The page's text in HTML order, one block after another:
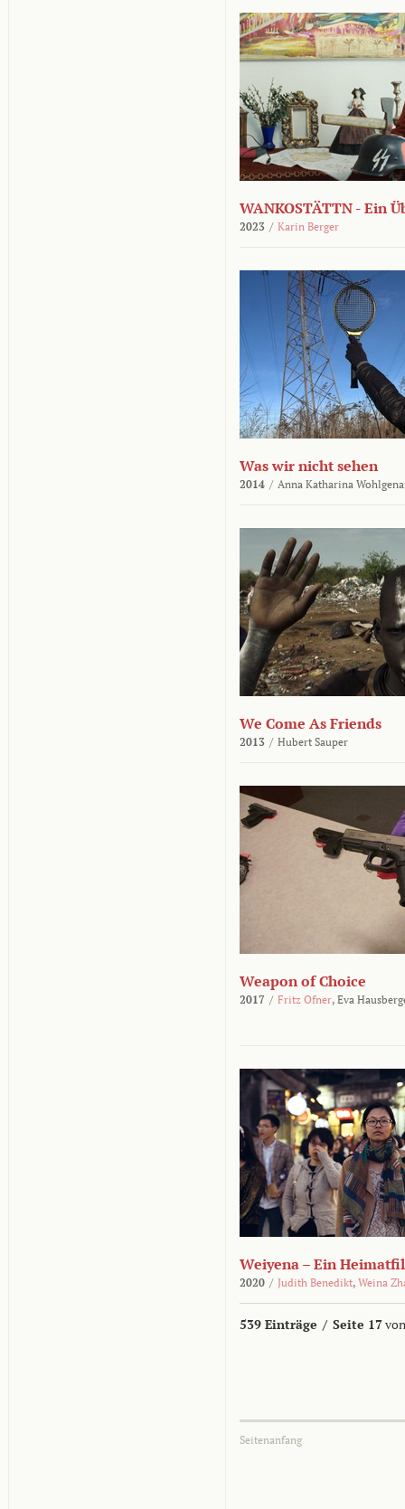
WANKOSTÄTTN - Ein
2023 / Karin Berger
Was wir nicht sehen
2014 / Anna Katharina
We Come As Friends
2013 / Hubert Sauper
Weapon of Choice
2017 / Fritz Ofner, Eva
Weiyena – Ein
2020 / Judith Benedikt, Weina
539 Einträge / Seite 17
Seitenanfang